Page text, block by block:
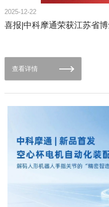
资源，在智能机器人研发、工
造领域多年。凭借持续的研发
次洽谈紧扣工业具身机器人产
了宏观合作框架与协同方向。
动技术资源的互融互通与价值
力。立足长远发展构建灵活高
业赋能、生态共建多个维度，
局。协同共进 共绘产业发展
合作意向，是整合全球技术资
来通过深度协同，有望打造出
产品与解决方案，为中国制造
2025-12-22
喜报|中科摩通荣获江苏省
查看详情